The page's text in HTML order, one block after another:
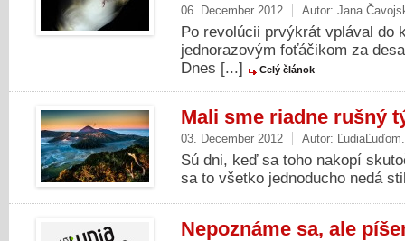
06. December 2012 Autor: Jana
Po revolúcii prvýkrát vplával do
jednorazovým foťáčikom za
Dnes [...]
Celý článok
Mali sme riadne rušný
03. December 2012 Autor:
Sú dni, keď sa toho nakopí
sa to všetko jednoducho nedá
Nepoznáme sa, ale